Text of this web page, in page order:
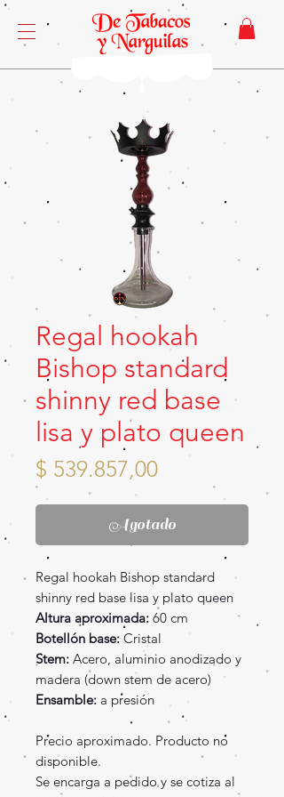
Regal hookah
Bishop standard
shinny red base
lisa y plato queen
$ 539.857,00Precio
Agotado
Regal hookah Bishop standard
shinny red base lisa y plato queen
Altura aproximada: 60 cm
Botellón base: Cristal
Stem: Acero, aluminio anodizado y
madera (down stem de acero)
Ensamble: a presión
Precio aproximado. Producto no
disponible.
Se encarga a pedido y se cotiza al